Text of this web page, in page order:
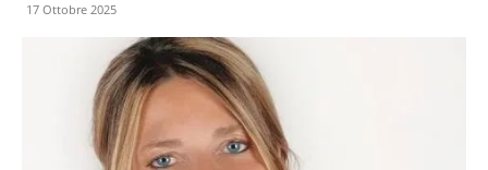
17 Ottobre 2025